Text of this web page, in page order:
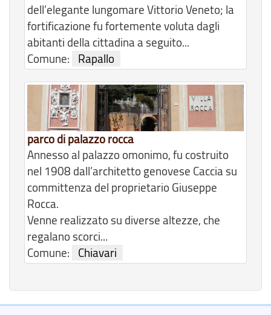
dell’elegante lungomare Vittorio Veneto; la
fortificazione fu fortemente voluta dagli
abitanti della cittadina a seguito...
Comune:
Rapallo
parco di palazzo rocca
Annesso al palazzo omonimo, fu costruito
nel 1908 dall’architetto genovese Caccia su
committenza del proprietario Giuseppe
Rocca.
Venne realizzato su diverse altezze, che
regalano scorci...
Comune:
Chiavari